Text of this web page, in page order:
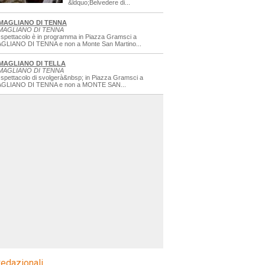
&ldquo;Belvedere di...
DI TENNA
DI TENNA
spettacolo è in programma in Piazza Gramsci a
DI TENNA e non a Monte San Martino...
DI TELLA
DI TENNA
spettacolo di svolgerà&nbsp; in Piazza Gramsci a
DI TENNA e non a MONTE SAN...